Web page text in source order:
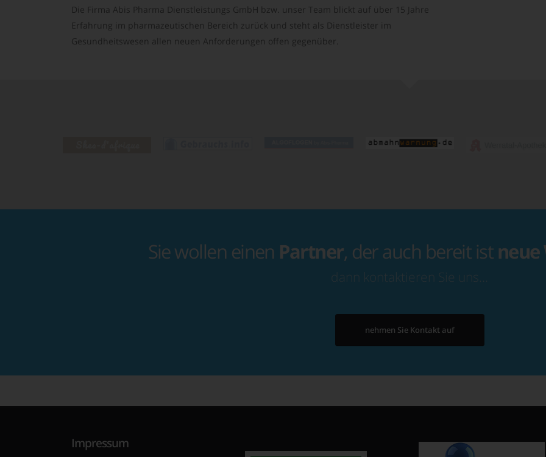
Die Firma Abis Pharma Dienstleistungs GmbH bzw. unser Team blickt auf über 15 Jahre
Erfahrung im pharmazeutischen Bereich zurück und steht als Dienstleister im
Gesundheitswesen allen neuen Anforderungen offen gegenüber.
Sie wollen einen Partner, der auch bereit ist neue
dann kontaktieren Sie uns…
nehmen Sie Kontakt auf
Impressum